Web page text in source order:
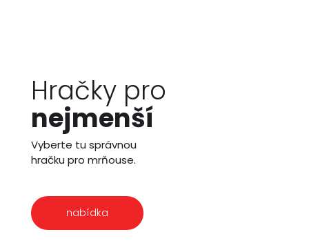
Hračky pro
nejmenší
Vyberte tu správnou
hračku pro mrňouse.
nabídka